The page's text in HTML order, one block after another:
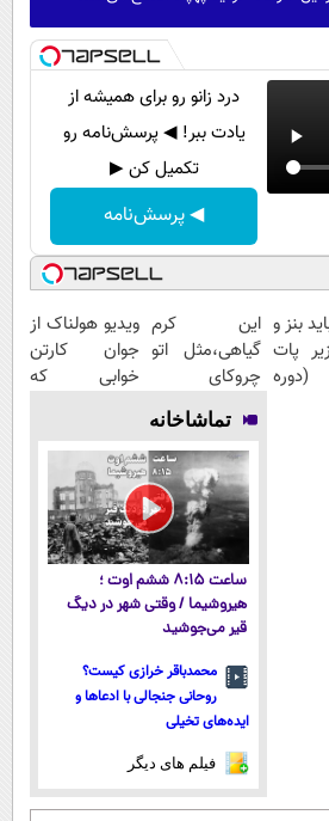
درد زانو رو برای همیشه از
یادت ببر! ◀ پرسش‌نامه رو
تکمیل کن ▶
◀ پرسش‌نامه
بنز و
پات
(دوره
این کرم
گیاهی،مثل اتو
چروکای
پوستتوصاف
میکنه!50%تخفیف
ویدیو هولناک از
جوان کارتن
خوابی که
تماشاخانه
ساعت ۸:۱۵ ششم اوت ؛
هیروشیما / وقتی شهر در دیگ
قیر می‌جوشید
محمدباقر خرازی کیست؟
روحانی جنجالی با ادعاها و
ایده‌های تخیلی
فیلم های دیگر